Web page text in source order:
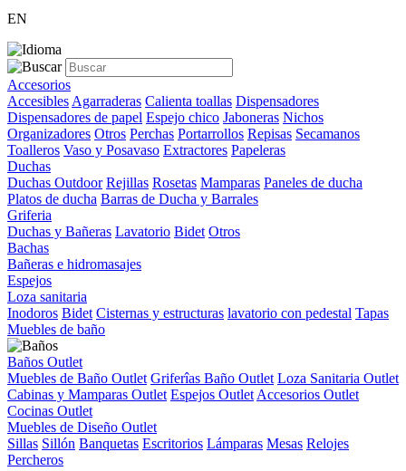
EN
Accesorios
Accesibles Agarraderas Calienta toallas Dispensadores
Dispensadores de papel Espejo chico Jaboneras Nichos
Organizadores Otros Perchas Portarrollos Repisas Secamanos
Toalleros Vaso y Posavaso Extractores Papeleras
Duchas
Duchas Outdoor Rejillas Rosetas Mamparas Paneles de ducha
Platos de ducha Barras de Ducha y Barrales
Griferia
Duchas y Bañeras Lavatorio Bidet Otros
Bachas
Bañeras e hidromasajes
Espejos
Loza sanitaria
Inodoros Bidet Cisternas y estructuras lavatorio con pedestal Tapas
Muebles de baño
Baños Outlet
Muebles de Baño Outlet Griferîas Baño Outlet Loza Sanitaria Outlet
Cabinas y Mamparas Outlet Espejos Outlet Accesorios Outlet
Cocinas Outlet
Muebles de Diseño Outlet
Sillas Sillón Banquetas Escritorios Lámparas Mesas Relojes
Percheros